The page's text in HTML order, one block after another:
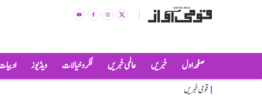
صفحہ اول خبریں عالمی خبریں فکر و خیالات ویڈیوز
قومی خبریں